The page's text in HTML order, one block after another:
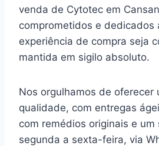
venda de Cytotec em
comprometidos e dedicados
experiência de compra seja
mantida em sigilo absoluto.
Nos orgulhamos de oferecer
qualidade, com entregas
com remédios originais e um
segunda a sexta-feira, via